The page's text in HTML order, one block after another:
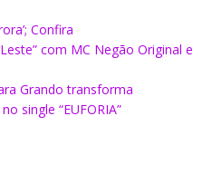
Confira
com MC Negão Original e
Grando transforma
single “EUFORIA”